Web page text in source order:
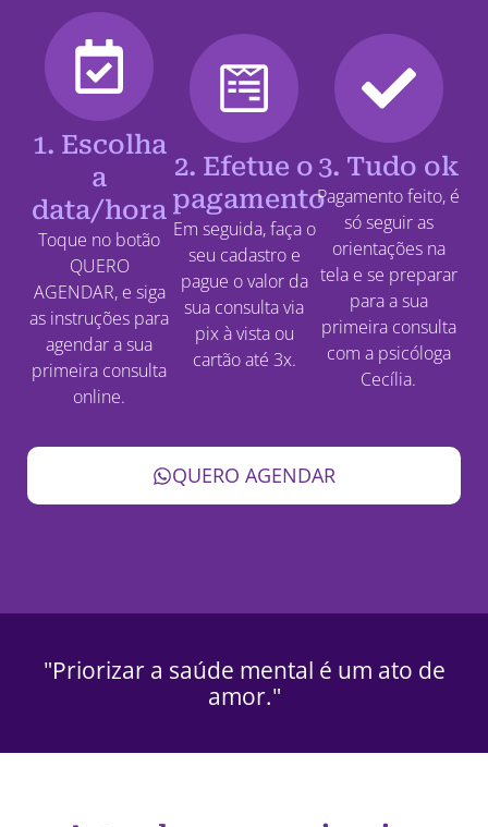
1. Escolha
a
data/hora
Toque no botão
QUERO
AGENDAR, e siga
as instruções para
agendar a sua
primeira consulta
online.
2. Efetue o
pagamento
Em seguida, faça o
seu cadastro e
pague o valor da
sua consulta via
pix à vista ou
cartão até 3x.
3. Tudo ok
Pagamento feito, é
só seguir as
orientações na
tela e se preparar
para a sua
primeira consulta
com a psicóloga
Cecília.
QUERO AGENDAR
"Priorizar a saúde mental é um ato de
amor."